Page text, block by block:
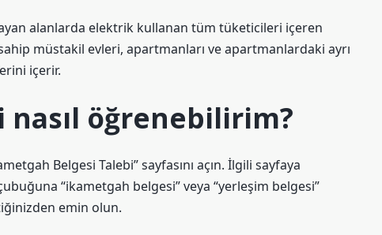
alanlarda elektrik kullanan tüm tüketicileri içeren
müstakil evleri, apartmanları ve apartmanlardaki ayrı
içerir.
öğrenebilirim?
Belgesi Talebi” sayfasını açın. İlgili sayfaya
“ikametgah belgesi” veya “yerleşim belgesi”
emin olun.